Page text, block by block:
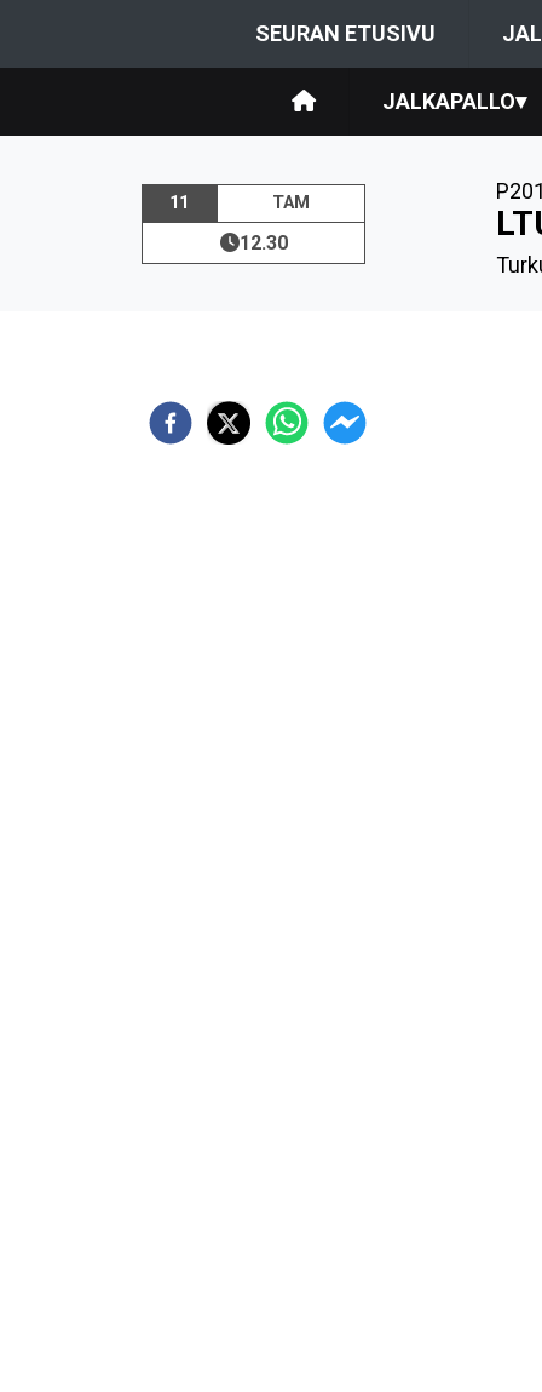
SEURAN ETUSIVU
JALKAPALLO▾
11 TAM
12.30